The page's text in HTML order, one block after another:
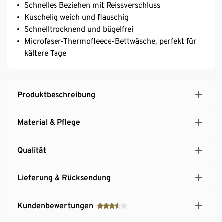
Schnelles Beziehen mit Reissverschluss
Kuschelig weich und flauschig
Schnelltrocknend und bügelfrei
Microfaser-Thermofleece-Bettwäsche, perfekt für
kältere Tage
Produktbeschreibung
Material & Pflege
Qualität
Lieferung & Rücksendung
Kundenbewertungen